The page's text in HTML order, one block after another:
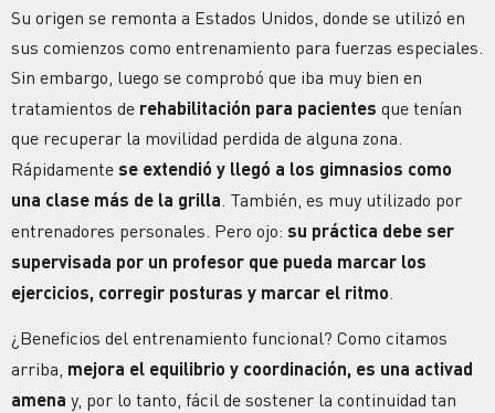
Su origen se remonta a Estados Unidos, donde se utilizó en
sus comienzos como entrenamiento para fuerzas especiales.
Sin embargo, luego se comprobó que iba muy bien en
tratamientos de rehabilitación para pacientes que tenían
que recuperar la movilidad perdida de alguna zona.
Rápidamente se extendió y llegó a los gimnasios como
una clase más de la grilla . También, es muy utilizado por
entrenadores personales. Pero ojo: su práctica debe ser
supervisada por un profesor que pueda marcar los
ejercicios, corregir posturas y marcar el ritmo
¿Beneficios del entrenamiento funcional? Como citamos
arriba, mejora el equilibrio y coordinación, es una activad
amena y, por lo tanto, fácil de sostener la continuidad tan